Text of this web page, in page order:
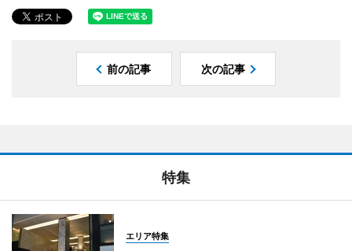
前の記事 次の記事
特集
エリア特集